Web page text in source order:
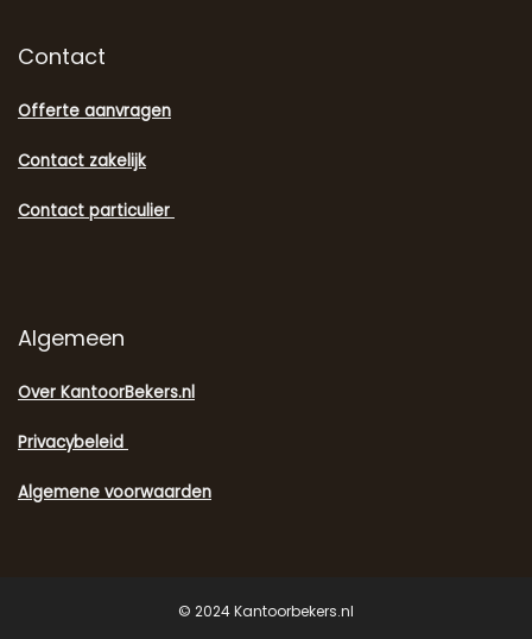
Contact
Offerte aanvragen
Contact zakelijk
Contact particulier
Algemeen
Over KantoorBekers.nl
Privacybeleid
Algemene voorwaarden
© 2024 Kantoorbekers.nl